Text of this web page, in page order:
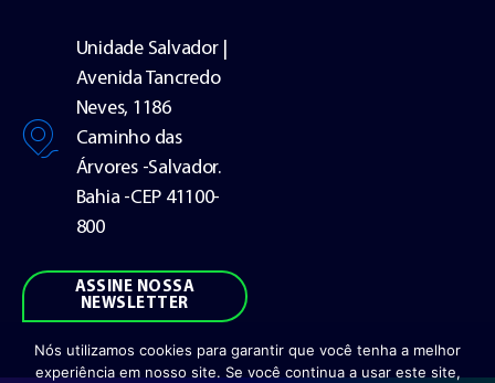
Unidade Salvador |
Avenida Tancredo
Neves, 1186
Caminho das
Árvores -Salvador.
Bahia -CEP 41100-
800
ASSINE NOSSA
NEWSLETTER
Nós utilizamos cookies para garantir que você tenha a melhor
experiência em nosso site. Se você continua a usar este site,